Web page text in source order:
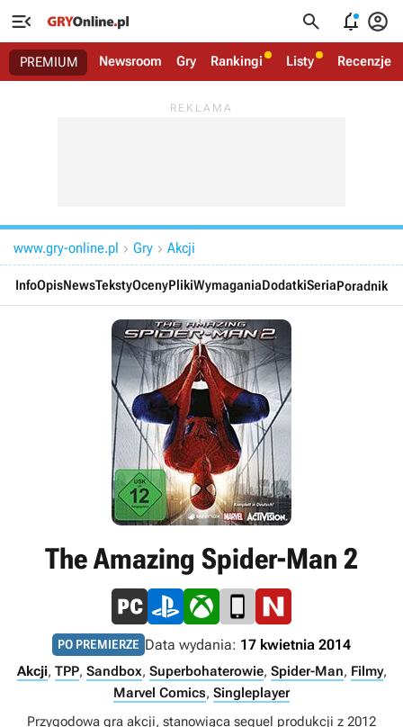
   
PREMIUM Newsroom Gry Rankingi Listy Recenzje
www.gry-online.pl  Gry  Akcji
InfoOpisNewsTekstyOcenyPlikiWymaganiaDodatkiSeriaPoradnik
The Amazing Spider-Man 2
PO PREMIERZE Data wydania: 17 kwietnia 2014
Akcji, TPP, Sandbox, Superbohaterowie, Spider-Man, Filmy,
Marvel Comics, Singleplayer
Przygodowa gra akcji, stanowiąca sequel produkcji z 2012